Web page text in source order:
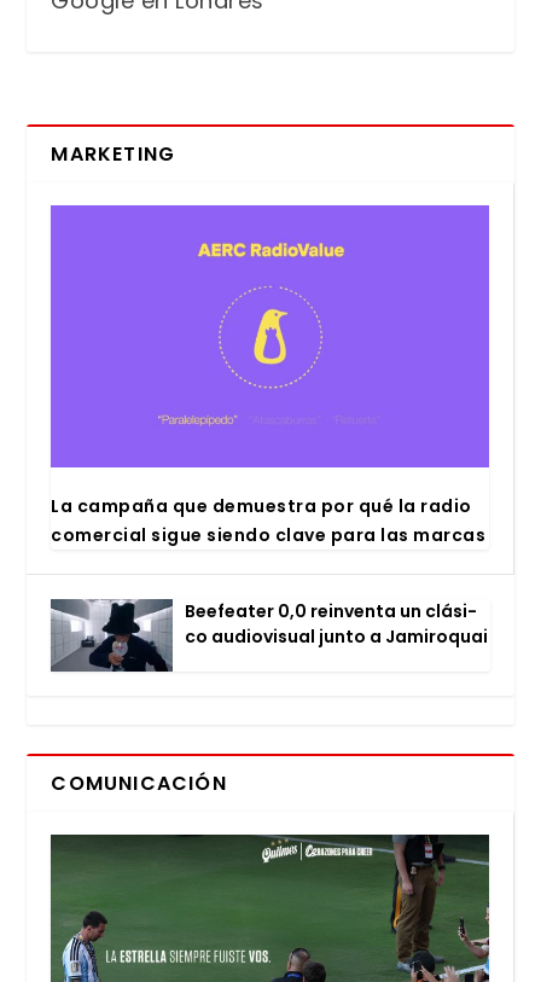
MARKETING
La cam­pa­ña que demues­tra por qué la radio
comer­cial sigue sien­do cla­ve para las mar­cas
Bee­fea­ter 0,0 rein­ven­ta un clá­si­
co audio­vi­sual jun­to a Jami­ro­quai
COMUNICACIÓN